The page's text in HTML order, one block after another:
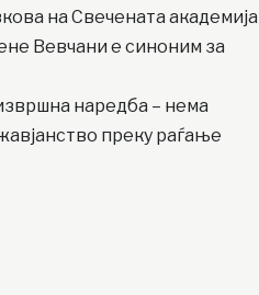
на Свечената академија
Вевчани е синоним за
наредба – нема
преку раѓање